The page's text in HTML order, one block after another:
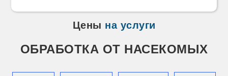
Клин
Ковров
Козьмодемьянск
Цены на услуги
ОБРАБОТКА ОТ НАСЕКОМЫХ